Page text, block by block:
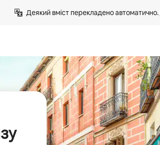
Деякий вміст перекладено автоматично.